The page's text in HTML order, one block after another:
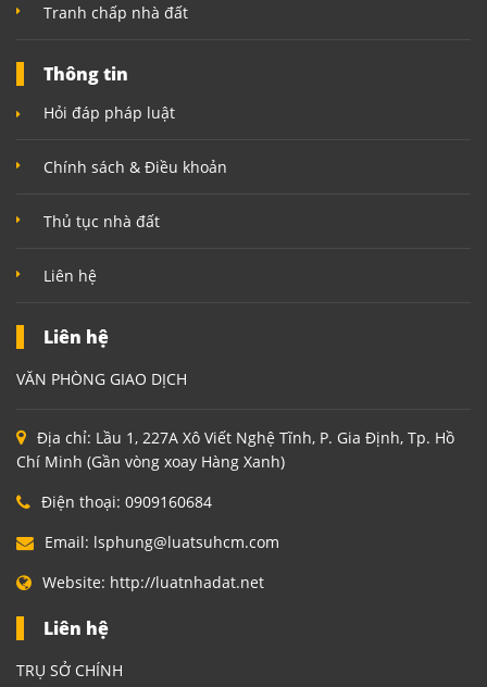
Tranh chấp nhà đất
Thông tin
Hỏi đáp pháp luật
Chính sách & Điều khoản
Thủ tục nhà đất
Liên hệ
Liên hệ
VĂN PHÒNG GIAO DỊCH
Địa chỉ: Lầu 1, 227A Xô Viết Nghệ Tĩnh, P. Gia Định, Tp. Hồ
Chí Minh (Gần vòng xoay Hàng Xanh)
Điện thoại: 0909160684
Email: lsphung@luatsuhcm.com
Website: http://luatnhadat.net
Liên hệ
TRỤ SỞ CHÍNH